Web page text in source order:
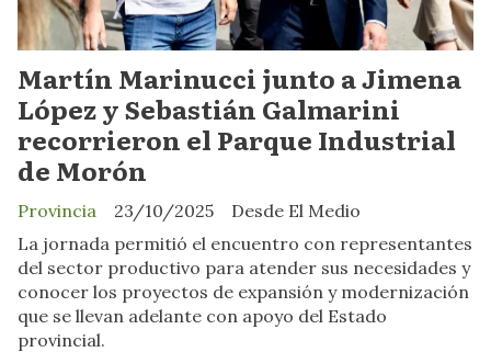
Martín Marinucci junto a Jimena
López y Sebastián Galmarini
recorrieron el Parque Industrial
de Morón
Desde El Medio
Provincia
23/10/2025
La jornada permitió el encuentro con representantes
del sector productivo para atender sus necesidades y
conocer los proyectos de expansión y modernización
que se llevan adelante con apoyo del Estado
provincial.